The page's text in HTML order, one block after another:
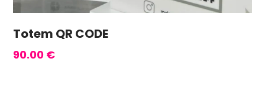
Totem QR CODE
90.00 €